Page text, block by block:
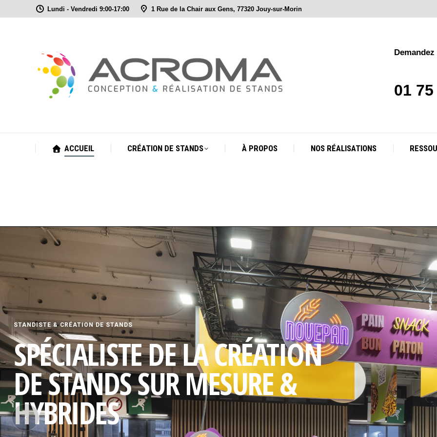
Lundi - Vendredi 9:00-17:00 1 Rue de la Chair aux Gens, 77320 Jouy-sur-Morin
01
ACCUEIL CRÉATION DE STANDS À PROPOS NOS RÉALISATIONS
STANDISTE & CRÉATION DE STANDS
SPÉCIALISTE DE LA CRÉATION
DE STANDS SUR MESURE &
HYBRIDES
‹
ACCUEIL CRÉATION DE STANDS À PROPOS NOS RÉALISATIONS